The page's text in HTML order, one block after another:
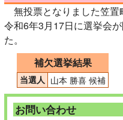
無投票となりました笠置
令和6年3月17日に選挙会
た。
補欠選挙結果
当選人 山本 勝喜 候補
お問い合わせ